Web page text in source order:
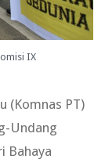
IX
(Komnas PT)
Undang
Bahaya